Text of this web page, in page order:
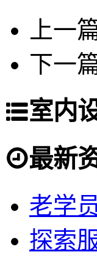
上一
下一篇
室内
最新
老学
探索